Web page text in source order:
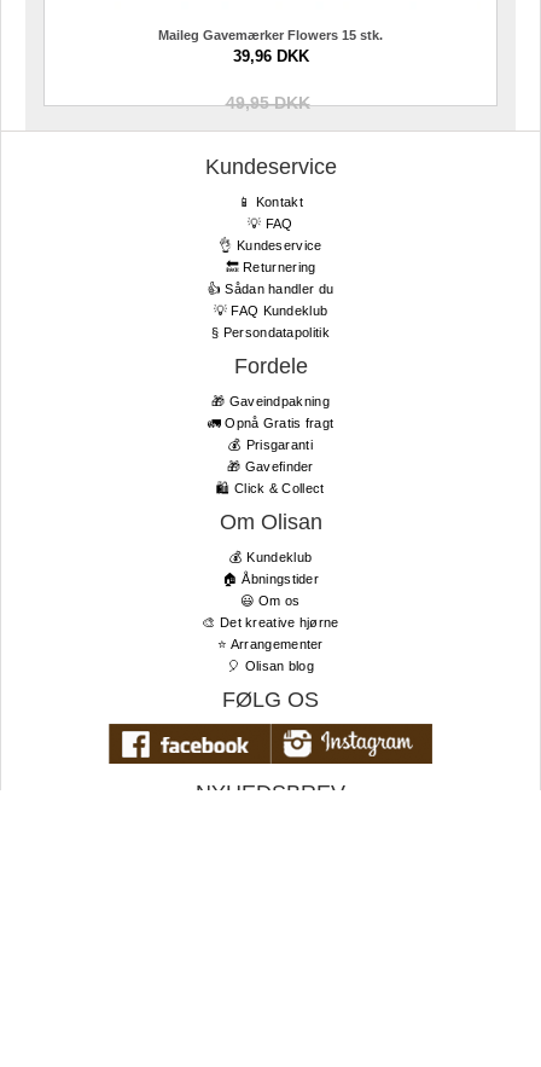
Maileg Gavemærker Flowers 15 stk.
39,96 DKK
49,95 DKK
Kundeservice
📱 Kontakt
💡 FAQ
👌 Kundeservice
🔙 Returnering
👍 Sådan handler du
💡 FAQ Kundeklub
§ Persondatapolitik
Fordele
🎁 Gaveindpakning
🚛 Opnå Gratis fragt
💰 Prisgaranti
🎁 Gavefinder
🛍 Click & Collect
Om Olisan
💰 Kundeklub
🏠 Åbningstider
😃 Om os
🎨 Det kreative hjørne
⭐️ Arrangementer
🎈 Olisan blog
FØLG OS
NYHEDSBREV